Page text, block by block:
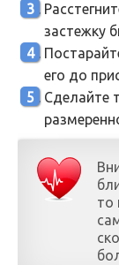
застежку
его до
Сделайте
то